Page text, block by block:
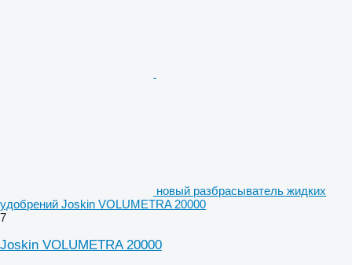
новый разбрасыватель жидких
удобрений Joskin VOLUMETRA 20000
7
Joskin VOLUMETRA 20000